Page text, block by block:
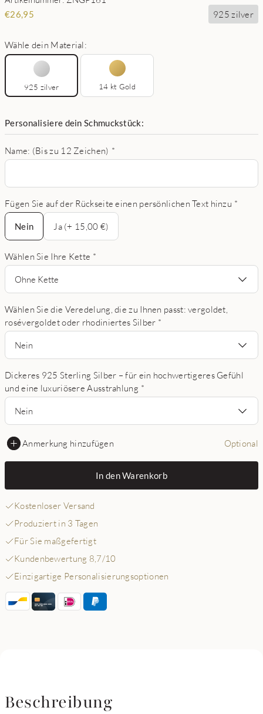
€26,95 925 zilver
Wähle dein Material:
925 zilver 14 kt Gold
Personalisiere dein Schmuckstück:
Name: (Bis zu 12 Zeichen) *
Fügen Sie auf der Rückseite einen persönlichen Text hinzu *
Nein
Nein
Ja (+ 15,00 €)
Wählen Sie Ihre Kette *
Ohne Kette
Wählen Sie die Veredelung, die zu Ihnen passt: vergoldet,
rosévergoldet oder rhodiniertes Silber *
Nein
Dickeres 925 Sterling Silber – für ein hochwertigeres Gefühl
und eine luxuriösere Ausstrahlung *
Nein
Anmerkung hinzufügen Optional
In den Warenkorb
Kostenloser Versand
Produziert in 3 Tagen
Für Sie maßgefertigt
Kundenbewertung 8,7/10
Einzigartige Personalisierungsoptionen
Beschreibung